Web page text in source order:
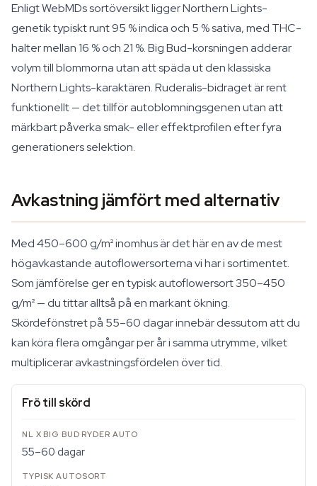
Enligt WebMDs sortöversikt ligger Northern Lights-
genetik typiskt runt 95 % indica och 5 % sativa, med THC-
halter mellan 16 % och 21 %. Big Bud-korsningen adderar
volym till blommorna utan att späda ut den klassiska
Northern Lights-karaktären. Ruderalis-bidraget är rent
funktionellt — det tillför autoblomningsgenen utan att
märkbart påverka smak- eller effektprofilen efter fyra
generationers selektion.
Avkastning jämfört med alternativ
Med 450–600 g/m² inomhus är det här en av de mest
högavkastande autoflowersorterna vi har i sortimentet.
Som jämförelse ger en typisk autoflowersort 350–450
g/m² — du tittar alltså på en markant ökning.
Skördefönstret på 55–60 dagar innebär dessutom att du
kan köra flera omgångar per år i samma utrymme, vilket
multiplicerar avkastningsfördelen över tid.
Frö till skörd
55–60 dagar